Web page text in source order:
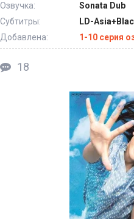
Озвучка:
Sonata Dub
Субтитры:
LD-
Добавлена:
1-10 серия
18